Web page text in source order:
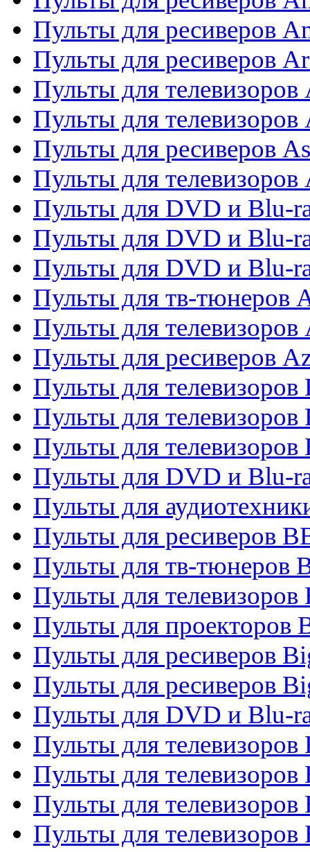
Пульты для ресиверов
Пульты для ресиверов
Пульты для
Пульты для телевизоров
Пульты для ресиверов
Пульты для телевизоров
Пульты для DVD и Blu-
Пульты для DVD и Blu-
Пульты для DVD и Blu-
Пульты для тв-тюнеров
Пульты для телевизоров
Пульты для ресиверов
Пульты для
Пульты для
Пульты для
Пульты для DVD и Blu-
Пульты для
Пульты для ресиверов
Пульты для тв-тюнеров
Пульты для телевизоров
Пульты для проекторов
Пульты для ресиверов
Пульты для ресиверов
Пульты для DVD и Blu-
Пульты для телевизоров
Пульты для телевизоров
Пульты для телевизоров
Пульты для телевизоров